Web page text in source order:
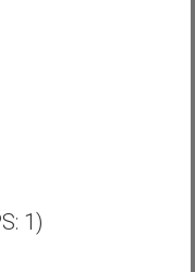
1)